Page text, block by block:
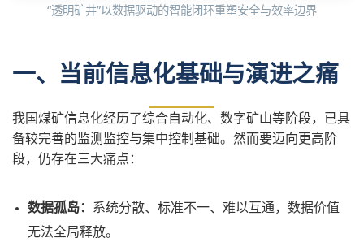
“透明矿井”以数据驱动的智能闭环重塑安全与效率边界
一、当前信息化基础与演进之痛
我国煤矿信息化经历了综合自动化、数字矿山等阶段，已具
备较完善的监测监控与集中控制基础。然而要迈向更高阶
段，仍存在三大痛点：
数据孤岛： 系统分散、标准不一、难以互通，数据价值
无法全局释放。